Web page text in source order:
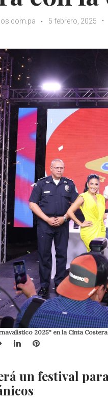
5 febrero, 2025
2025" en la Cinta
Google+LinkedInPinterest
un festival